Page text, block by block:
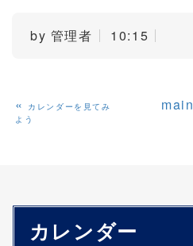
by 管理者 10:15
«
カレンダーを見てみ
よう
main
カレンダー